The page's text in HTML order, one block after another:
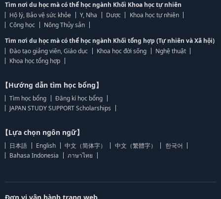
Tìm nơi du học mà có thể học ngành Khối Khoa học tự nhiên
Hộ lý, Bảo vệ sức khỏe
Y, Nha Dược
Khoa học tự nhiên
Công học
Nông Thủy sản
Tìm nơi du học mà có thể học ngành Khối tổng hợp (Tự nhiên và Xã hội)
Đào tạo giảng viên, Giáo dục
Khoa học đời sống
Nghệ thuật
Khoa học tổng hợp
【Hướng dẫn tìm học bổng】
Tìm học bổng
Đăng kí học bổng
JAPAN STUDY SUPPORT Scholarships
【Lựa chọn ngôn ngữ】
日本語 English 中文（简体字） 中文（繁體字）
한국어
Bahasa Indonesia
ภาษาไทย